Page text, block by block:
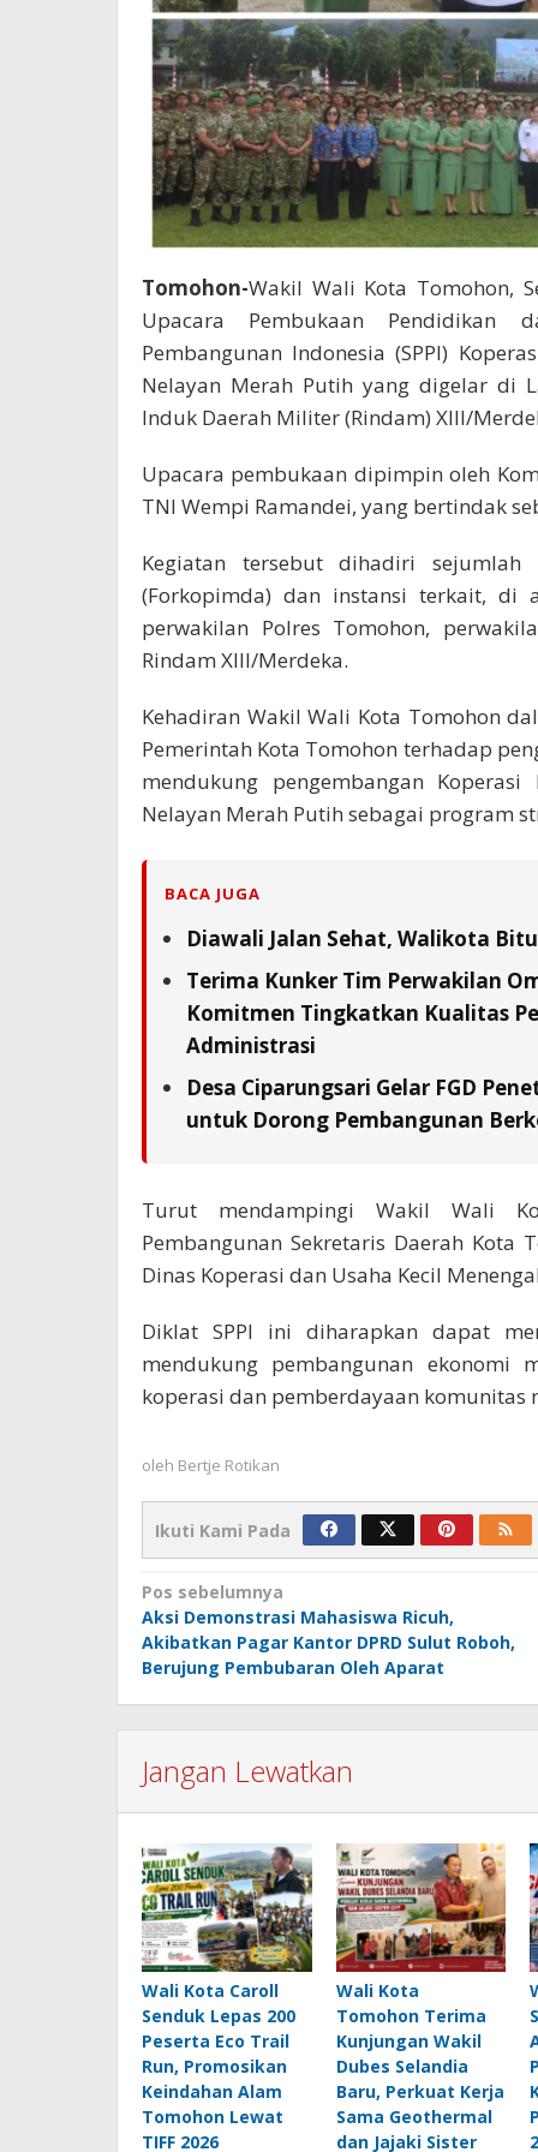
Tomohon-Wakil Wali Kota Tomohon,
Upacara Pembukaan Pendidikan
Pembangunan Indonesia (SPPI)
Nelayan Merah Putih yang digelar di
Induk Daerah Militer (Rindam) XIII/
Upacara pembukaan dipimpin oleh
TNI Wempi Ramandei, yang bertindak
Kegiatan tersebut dihadiri
(Forkopimda) dan instansi terkait, di
perwakilan Polres Tomohon,
Rindam XIII/Merdeka.
Kehadiran Wakil Wali Kota Tomohon
Pemerintah Kota Tomohon terhadap
mendukung pengembangan
Nelayan Merah Putih sebagai program
BACA JUGA
Diawali Jalan Sehat, Walikota
Terima Kunker Tim Perwakilan
Komitmen Tingkatkan Kualitas
Administrasi
Desa Ciparungsari Gelar FGD
untuk Dorong Pembangunan
Turut mendampingi Wakil Wali
Pembangunan Sekretaris Daerah Kota
Dinas Koperasi dan Usaha Kecil
Diklat SPPI ini diharapkan dapat
mendukung pembangunan ekonomi
koperasi dan pemberdayaan komunitas
oleh Bertje Rotikan
Ikuti Kami Pada
Navigasi
pos
Pos sebelumnya
Aksi Demonstrasi Mahasiswa Ricuh,
Akibatkan Pagar Kantor DPRD Sulut Roboh,
Berujung Pembubaran Oleh Aparat
Jangan Lewatkan
Wali Kota Caroll
Senduk Lepas 200
Peserta Eco Trail
Run, Promosikan
Keindahan Alam
Tomohon Lewat
TIFF 2026
Wali Kota
Tomohon Terima
Kunjungan Wakil
Dubes Selandia
Baru, Perkuat Kerja
Sama Geothermal
dan Jajaki Sister